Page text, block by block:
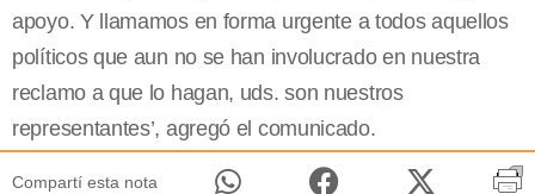
apoyo. Y llamamos en forma urgente a todos aquellos
políticos que aun no se han involucrado en nuestra
reclamo a que lo hagan, uds. son nuestros
representantes’, agregó el comunicado.
Compartí esta nota